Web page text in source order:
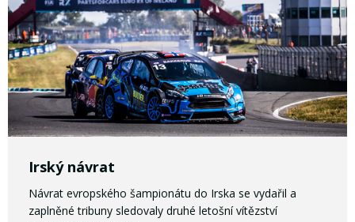
Irský návrat
Návrat evropského šampionátu do Irska se vydařil a
zaplněné tribuny sledovaly druhé letošní vítězství